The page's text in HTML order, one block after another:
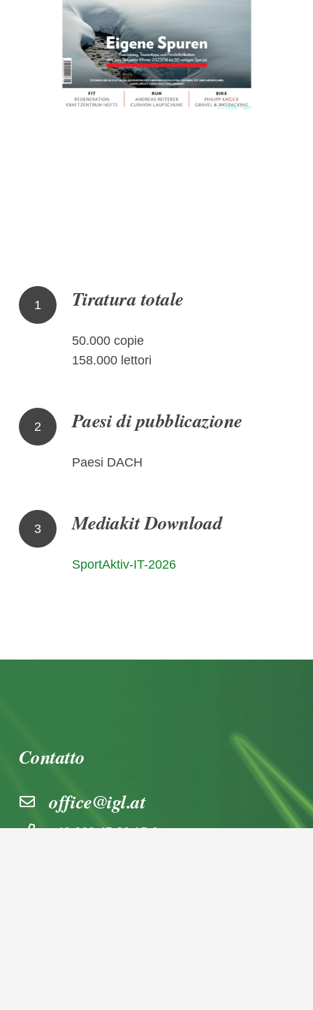
1 Tiratura totale
50.000 copie
158.000 lettori
2 Paesi di pubblicazione
Paesi DACH
3 Mediakit Download
SportAktiv-IT-2026
Contatto
office@igl.at
+43 662 45 36 15-0